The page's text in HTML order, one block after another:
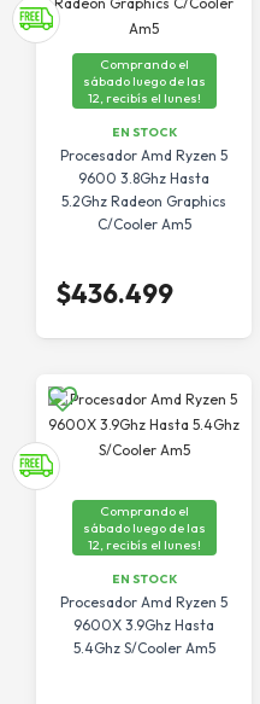
Comprando el
sábado luego de las
12, recibís el lunes!
EN STOCK
Procesador Amd Ryzen 5
9600 3.8Ghz Hasta
5.2Ghz Radeon Graphics
C/Cooler Am5
$436.499
Comprando el
sábado luego de las
12, recibís el lunes!
EN STOCK
Procesador Amd Ryzen 5
9600X 3.9Ghz Hasta
5.4Ghz S/Cooler Am5